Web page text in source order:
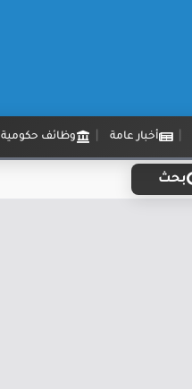
أخبار عامة وظائف حكومية
بحث